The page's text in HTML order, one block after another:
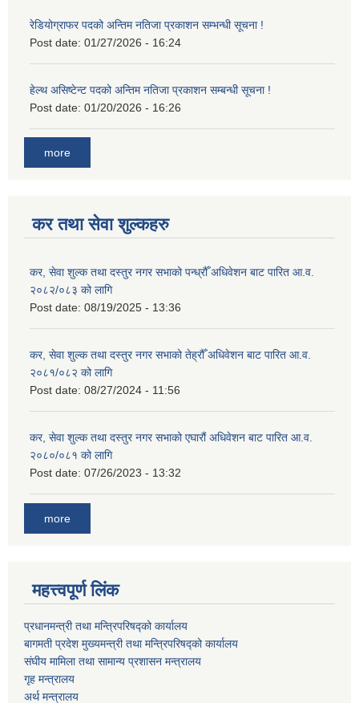
रेडियोग्राफर पदको अन्तिम नतिजा प्रकाशन सम्भन्धी सूचना !
Post date: 01/27/2026 - 16:24
हेल्थ असिष्टेन्ट पदको अन्तिम नतिजा प्रकाशन सम्बन्धी सूचना !
Post date: 01/20/2026 - 16:26
more
कर तथा सेवा शुल्कहरु
कर, सेवा शुल्क तथा दस्तुर नगर सभाको पन्ध्रौँ अधिवेशन बाट पारित आ.व.
२०८२/०८३ को लागि
Post date: 08/19/2025 - 13:36
कर, सेवा शुल्क तथा दस्तुर नगर सभाको तेह्रौँ अधिवेशन बाट पारित आ.व.
२०८१/०८२ को लागि
Post date: 08/27/2024 - 11:56
कर, सेवा शुल्क तथा दस्तुर नगर सभाको एघारौं अधिवेशन बाट पारित आ.व.
२०८०/०८१ को लागि
Post date: 07/26/2023 - 13:32
more
महत्त्वपूर्ण लिंक
प्रधानमन्त्री तथा मन्त्रिपरिषद्को कार्यालय
बागमती प्रदेश मुख्यमन्त्री तथा मन्त्रिपरिषद्को कार्यालय
संघीय मामिला तथा सामान्य प्रशासन मन्त्रालय
गृह मन्त्रालय
अर्थ मन्त्रालय